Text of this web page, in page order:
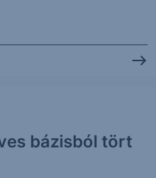
bázisból tört